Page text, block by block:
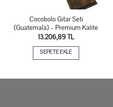
Cocobolo Gitar Seti
(Guatemala) – Premium Kalite
13.206,89TL
SEPETE EKLE